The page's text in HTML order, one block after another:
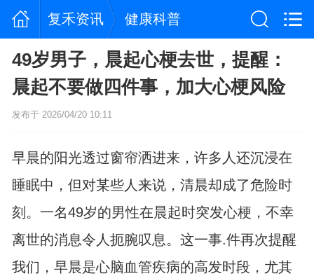
复禾资讯 健康科普
49岁男子，晨起心梗去世，提醒：
晨起不要做四件事，加大心梗风险
发布于 2026/04/20 10:11
早晨的阳光透过窗帘洒进来，许多人还沉浸在
睡眠中，但对某些人来说，清晨却成了危险时
刻。一名49岁的男性在晨起时突发心梗，不幸
离世的消息令人扼腕叹息。这一事.件再次提醒
我们，早晨是心脑血管疾病的高发时段，尤其